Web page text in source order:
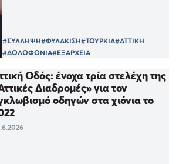
#ΣΥΛΛΗΨΗ#ΦΥΛΑΚΙΣΗ#ΤΟΥΡΚΙΑ#ΑΤΤΙΚΗ
#ΔΟΛΟΦΟΝΙΑ#ΕΞΑΡΧΕΙΑ
Οδός: ένοχα τρία στελέχη της
Διαδρομές» για τον
οδηγών στα χιόνια το